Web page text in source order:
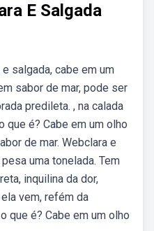
E Salgada
salgada, cabe em um
sabor de mar, pode ser
predileta. , na calada
que é? Cabe em um olho
de mar. Webclara e
uma tonelada. Tem
inquilina da dor,
vem, refém da
que é? Cabe em um olho